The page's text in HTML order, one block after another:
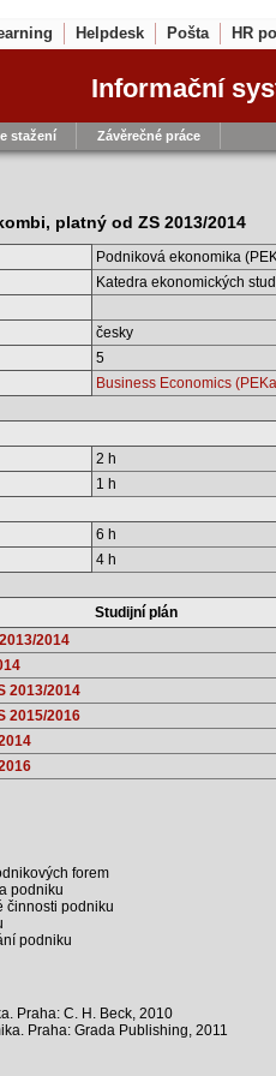
Helpdesk Pošta HR
Informační
stažení Závěrečné práce
platný od ZS 2013/2014
Podniková ekonomika
Katedra ekonomických
česky
5
Business Economics
2 h
1 h
6 h
4 h
Studijní plán
2014
2013/2014
2015/2016
forem
podniku
činnosti podniku
podniku
Praha: C. H. Beck, 2010
Praha: Grada Publishing, 2011